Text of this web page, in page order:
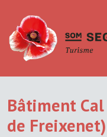
Bâtiment
de Freixenet)